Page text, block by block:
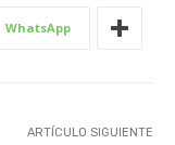
WhatsApp
ARTÍCULO SIGUIENTE